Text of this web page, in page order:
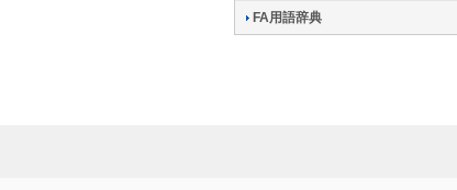
FA用語辞典